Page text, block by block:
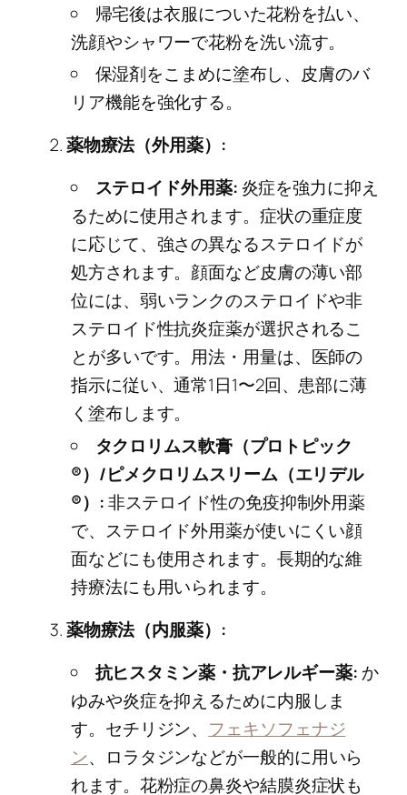
帰宅後は衣服についた花粉を払い、
洗顔やシャワーで花粉を洗い流す。
保湿剤をこまめに塗布し、皮膚のバ
リア機能を強化する。
薬物療法（外用薬）:
ステロイド外用薬: 炎症を強力に抑え
るために使用されます。症状の重症度
に応じて、強さの異なるステロイドが
処方されます。顔面など皮膚の薄い部
位には、弱いランクのステロイドや非
ステロイド性抗炎症薬が選択されるこ
とが多いです。用法・用量は、医師の
指示に従い、通常1日1〜2回、患部に薄
く塗布します。
タクロリムス軟膏（プロトピック
®）/ピメクロリムスリーム（エリデル
®）:非ステロイド性の免疫抑制外用薬
で、ステロイド外用薬が使いにくい顔
面などにも使用されます。長期的な維
持療法にも用いられます。
薬物療法（内服薬）:
抗ヒスタミン薬・抗アレルギー薬: か
ゆみや炎症を抑えるために内服しま
す。セチリジン、 フェキソフェナジ
ン、ロラタジンなどが一般的に用いら
れます。花粉症の鼻炎や結膜炎症状も